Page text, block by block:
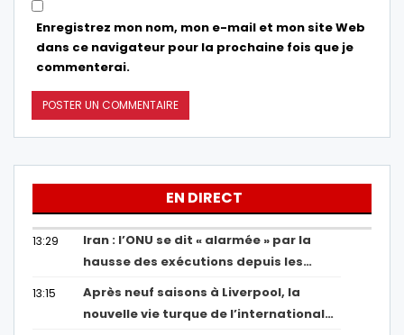
Enregistrez mon nom, mon e-mail et mon site Web
dans ce navigateur pour la prochaine fois que je
commenterai.
EN DIRECT
13:29
Iran : l’ONU se dit « alarmée » par la
hausse des exécutions depuis les…
13:15
Après neuf saisons à Liverpool, la
nouvelle vie turque de l’international…